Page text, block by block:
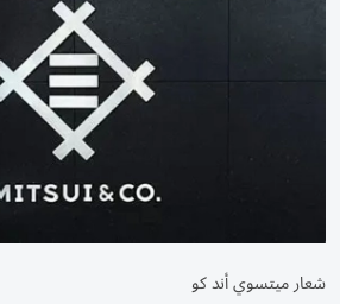
شعار ميتسوي أند كو